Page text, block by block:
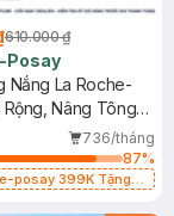
610.000 ₫
Posay
Nắng La Roche-
Nâng Tông
736/tháng
87%
posay 399K Tặng